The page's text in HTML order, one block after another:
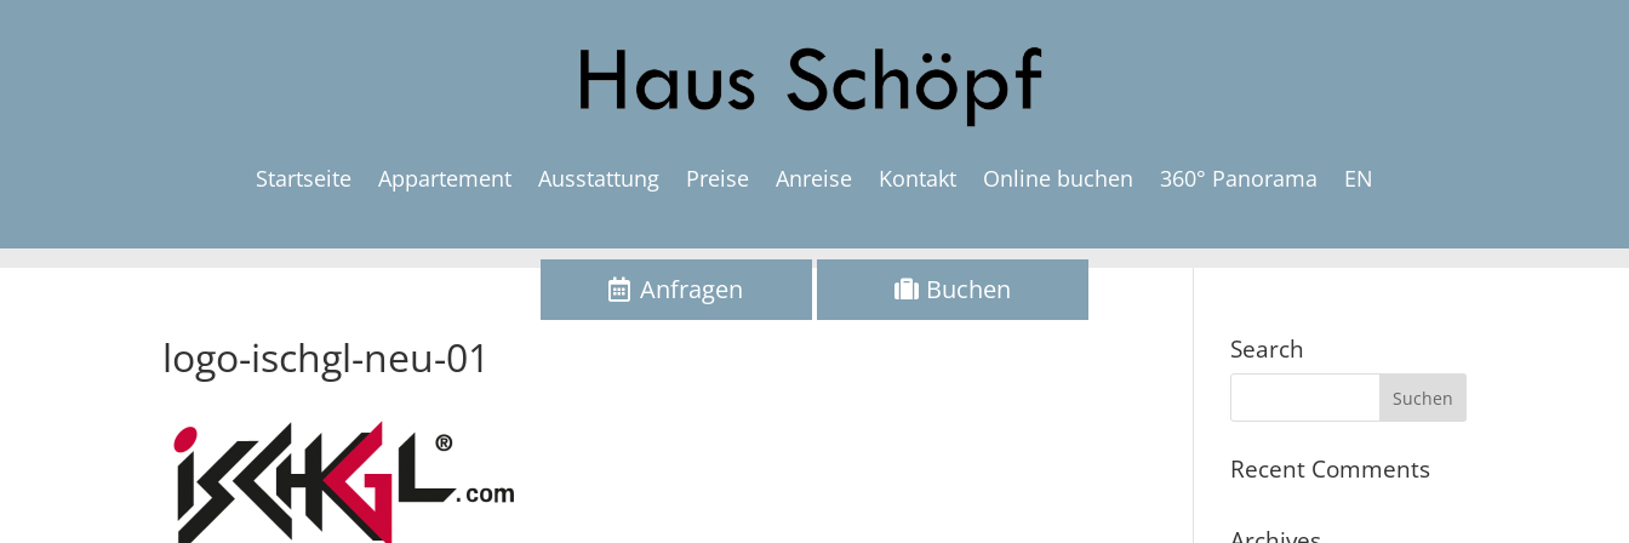
Startseite Appartement Ausstattung Preise Anreise Kontakt Online buchen 360° Panorama EN
Anfragen Buchen
logo-ischgl-neu-01 Search
Recent Comments